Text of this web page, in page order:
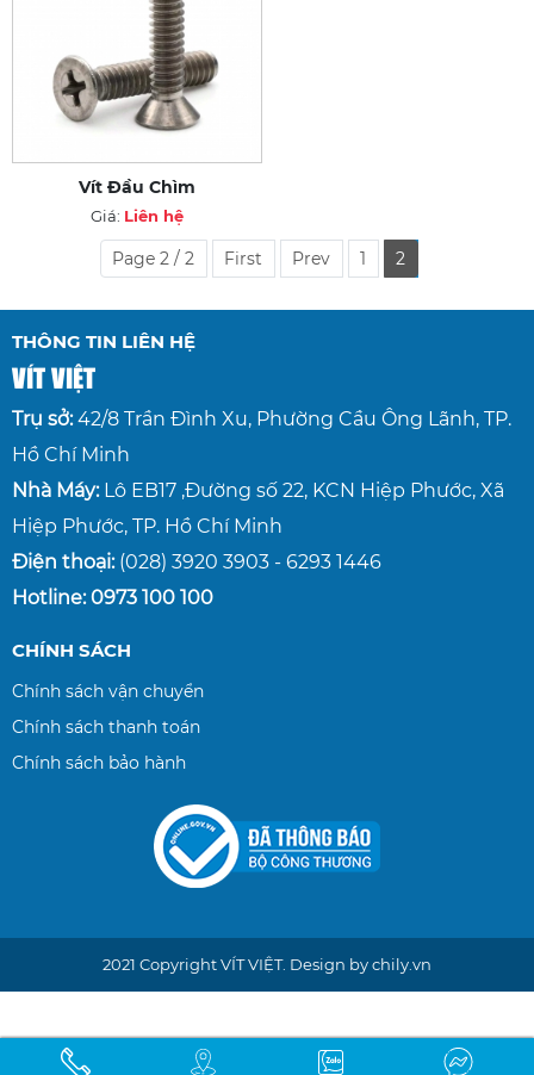
Vít Đầu Chìm
Giá: Liên hệ
Page 2 / 2 First Prev 1 2
THÔNG TIN LIÊN HỆ
VÍT VIỆT
Trụ sở:42/8 Trần Đình Xu, Phường Cầu Ông Lãnh, TP.
Hồ Chí Minh
Nhà Máy:Lô EB17 ,Đường số 22, KCN Hiệp Phước, Xã
Hiệp Phước, TP. Hồ Chí Minh
Điện thoại:(028) 3920 3903 - 6293 1446
Hotline: 0973 100 100
CHÍNH SÁCH
Chính sách vận chuyển
Chính sách thanh toán
Chính sách bảo hành
2021 CopyrightVÍT VIỆT. Design by chily.vn